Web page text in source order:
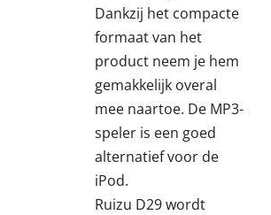
Dankzij het compacte
formaat van het
product neem je hem
gemakkelijk overal
mee naartoe. De MP3-
speler is een goed
alternatief voor de
iPod.
Ruizu D29 wordt